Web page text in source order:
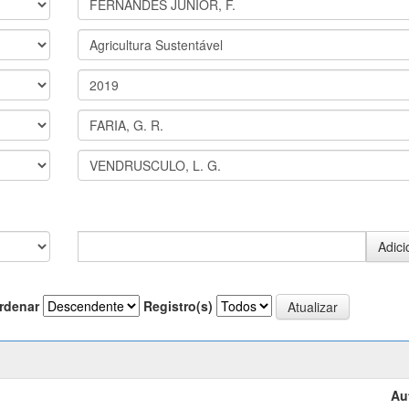
Registro(s)